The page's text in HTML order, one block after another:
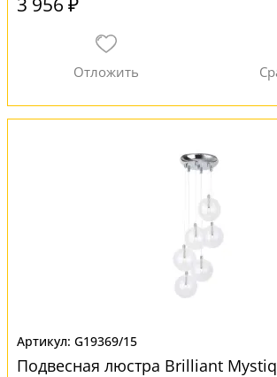
G19369/15
Подвесная люстра Brilliant